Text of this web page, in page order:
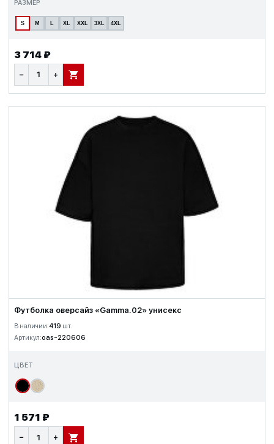
РАЗМЕР
S M XL XXL 3XL 4XL
3 714 ₽
− + В КОРЗИНУ
Футболка оверсайз «Gamma.02» унисекс
В наличии:419 шт.
Артикул:oas-220606
ЦВЕТ
1 571 ₽
− + В КОРЗИНУ